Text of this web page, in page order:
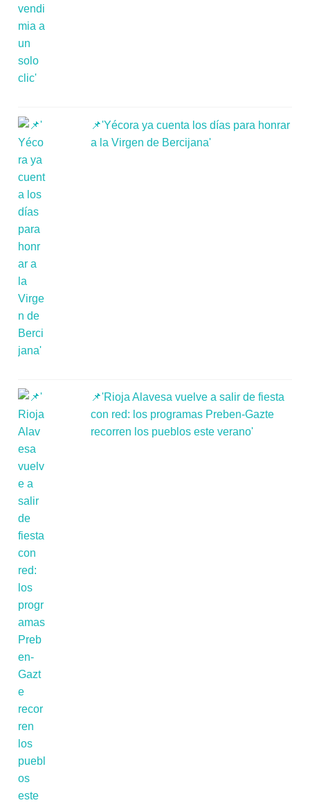
📌'Yécora ya cuenta los días para honrar
a la Virgen de Bercijana'
📌'Rioja Alavesa vuelve a salir de fiesta
con red: los programas Preben-Gazte
recorren los pueblos este verano'